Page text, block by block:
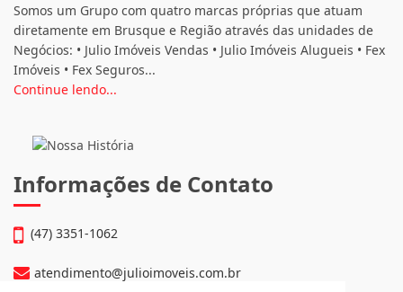
Somos um Grupo com quatro marcas próprias que atuam
diretamente em Brusque e Região através das unidades de
Negócios: • Julio Imóveis Vendas • Julio Imóveis Alugueis • Fex
Imóveis • Fex Seguros...
Continue lendo...
Informações de Contato
(47) 3351-1062
atendimento@julioimoveis.com.br